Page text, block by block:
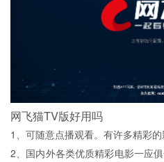
网飞猫TV版好用吗
1、可随意点播观看。有许多精彩的
2、国内外各类优质精彩电影一应